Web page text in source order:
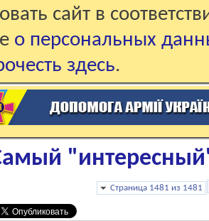
сайт в
о персональных
здесь.
Страница 1481 из 1481